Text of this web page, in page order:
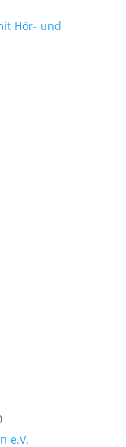
Hör- und
e.V.